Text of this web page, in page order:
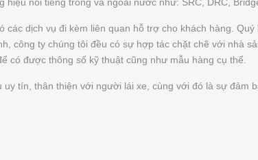
các dịch vụ đi kèm liên quan hỗ trợ cho khách hàng.
công ty chúng tôi đều có sự hợp tác chặt chẽ với nhà
có được thông số kỹ thuật cũng như mẫu hàng cụ thể.
tín, thân thiện với người lái xe, cùng với đó là sự đảm